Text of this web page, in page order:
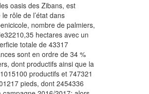
oasis des Zibans, est
rôle de l’état dans
nombre de palmiers,
hectares avec un
totale de 43317
sont en ordre de 34 %
dont productifs ainsi que la
productifs et 747321
pieds, dont 2454336